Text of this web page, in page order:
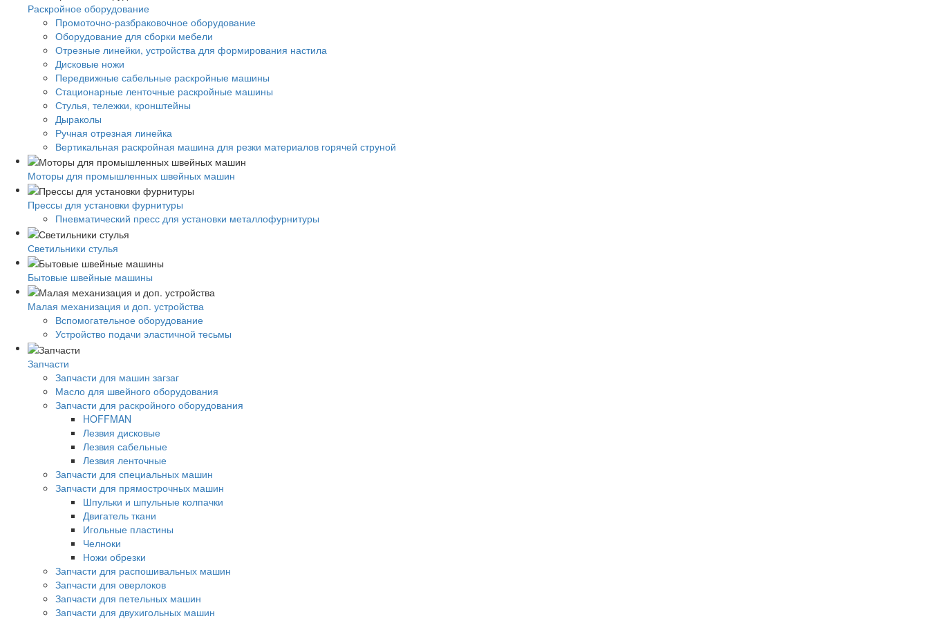
Раскройное оборудование
Промоточно-разбраковочное оборудование
Оборудование для сборки мебели
Отрезные линейки, устройства для формирования настила
Дисковые ножи
Передвижные сабельные раскройные машины
Стационарные ленточные раскройные машины
Стулья, тележки, кронштейны
Дыраколы
Ручная отрезная линейка
Вертикальная раскройная машина для резки материалов горячей струной
Моторы для промышленных швейных машин
Прессы для установки фурнитуры
Пневматический пресс для установки металлофурнитуры
Светильники стулья
Бытовые швейные машины
Малая механизация и доп. устройства
Вспомогательное оборудование
Устройство подачи эластичной тесьмы
Запчасти
Запчасти для машин загзаг
Масло для швейного оборудования
Запчасти для раскройного оборудования
HOFFMAN
Лезвия дисковые
Лезвия сабельные
Лезвия ленточные
Запчасти для специальных машин
Запчасти для прямострочных машин
Шпульки и шпульные колпачки
Двигатель ткани
Игольные пластины
Челноки
Ножи обрезки
Запчасти для распошивальных машин
Запчасти для оверлоков
Запчасти для петельных машин
Запчасти для двухигольных машин